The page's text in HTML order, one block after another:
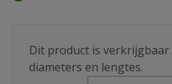
Dit product is verkrijgbaar
diameters en lengtes.